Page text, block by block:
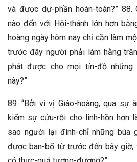
và được dự-phần hoàn-toàn?” 88.
nào đến với Hội-thánh lớn hơn
hoàng ngày hôm nay chỉ cần làm
trước đây người phải làm hằng
phát được cho mọi tín-đồ
này?”
89. “Bởi vì vị Giáo-hoàng, qua sự
kiếm sự cứu-rỗi cho linh-hồn hơn
sao người lại đình-chỉ những bùa
được ban-bố từ trước đến bây giờ,